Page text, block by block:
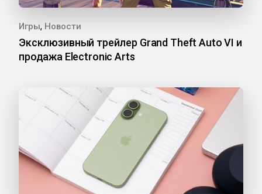
Игры, Новости
Эксклюзивный трейлер Grand Theft Auto VI и
продажа Electronic Arts